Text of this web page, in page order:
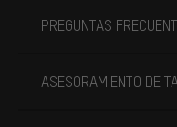
PREGUNTAS
ASESORAMIENTO DE